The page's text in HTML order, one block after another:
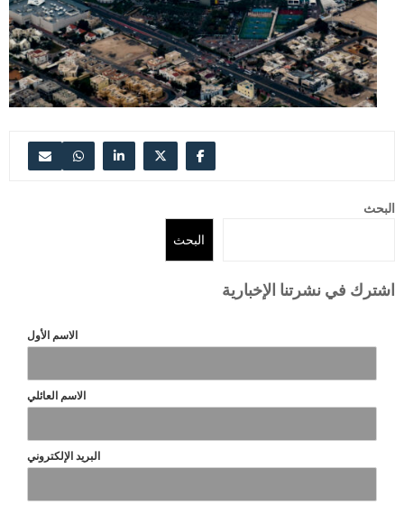
البحث
البحث
اشترك في نشرتنا الإخبارية
الاسم الأول
الاسم العائلي
البريد الإلكتروني